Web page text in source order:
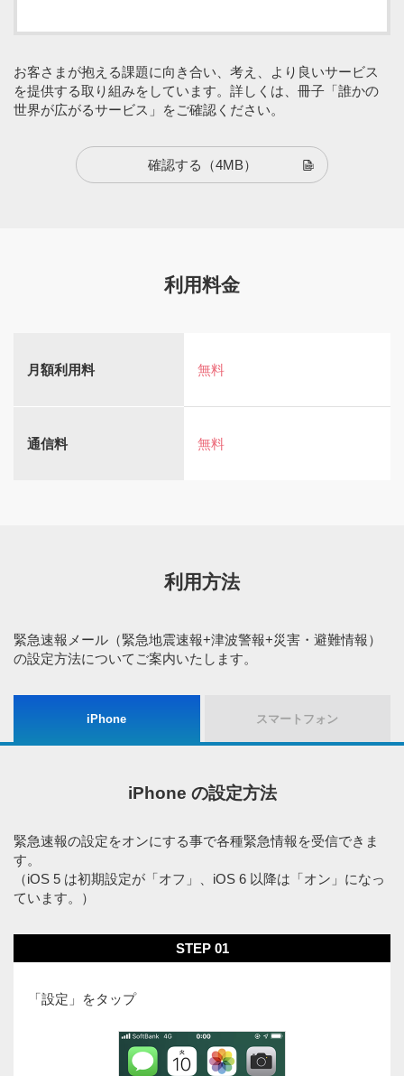
象項目に変更されました。
なお詳細につきましては、以下気象庁ウェブサイトをご
確認ください。
緊急速報メールの配信について
なお、お客さまがご利用中の携帯電話において、本変更
お客さまが抱える課題に向き合い、考え、より良いサービス
を提供する取り組みをしています。詳しくは、冊子「誰かの
世界が広がるサービス」をご確認ください。
確認する （4MB）
利用料金
月額利用料 無料
通信料 無料
利用方法
緊急速報メール（緊急地震速報+津波警報+災害・避難情報）
の設定方法についてご案内いたします。
iPhone スマートフォン
iPhone の設定方法
緊急速報の設定をオンにする事で各種緊急情報を受信できま
す。
（iOS 5 は初期設定が「オフ」、iOS 6 以降は「オン」になっ
ています。）
STEP 01
「設定」をタップ